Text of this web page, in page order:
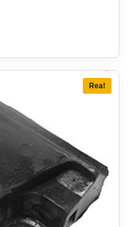
Rea!